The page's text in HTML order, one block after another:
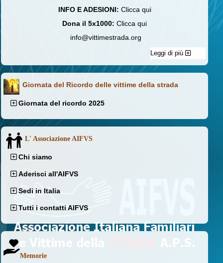
INFO E ADESIONI: Clicca qui
Dona il 5x1000: Clicca qui
info@vittimestrada.org
Leggi di più
Giornata del Ricordo delle vittime della strada
Giornata del ricordo 2025
L' Associazione AIFVS
Chi siamo
Aderisci all'AIFVS
Sedi in Italia
Tutti i contatti AIFVS
Memorie